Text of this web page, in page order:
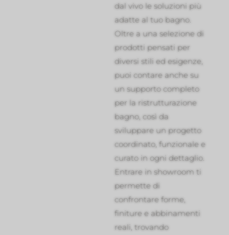
dal vivo le soluzioni più
adatte al tuo bagno.
Oltre a una selezione di
prodotti pensati per
diversi stili ed esigenze,
puoi contare anche su
un supporto completo
per la ristrutturazione
bagno, così da
sviluppare un progetto
coordinato, funzionale e
curato in ogni dettaglio.
Entrare in showroom ti
permette di
confrontare forme,
finiture e abbinamenti
reali, trovando